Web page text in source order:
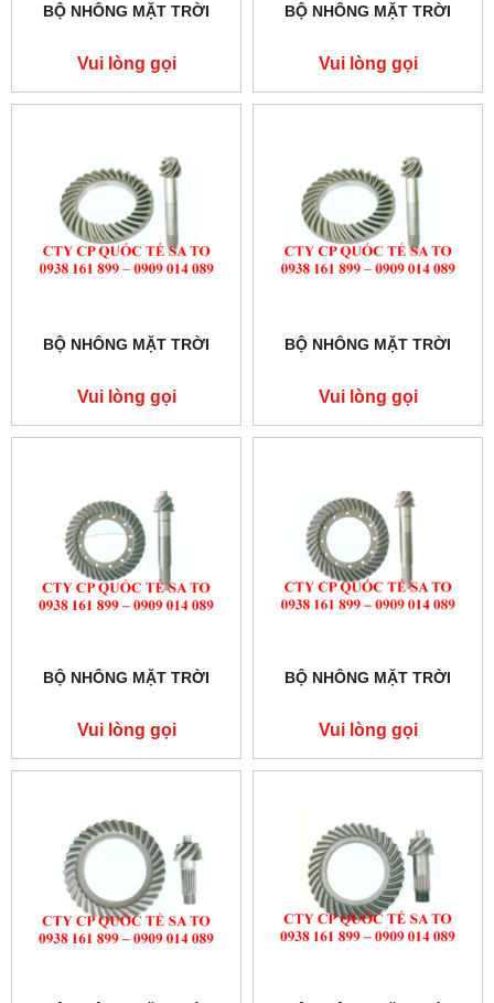
BỘ NHÔNG MẶT TRỜI
Vui lòng gọi
BỘ NHÔNG MẶT TRỜI
Vui lòng gọi
BỘ NHÔNG MẶT TRỜI
Vui lòng gọi
BỘ NHÔNG MẶT TRỜI
Vui lòng gọi
BỘ NHÔNG MẶT TRỜI
Vui lòng gọi
BỘ NHÔNG MẶT TRỜI
Vui lòng gọi